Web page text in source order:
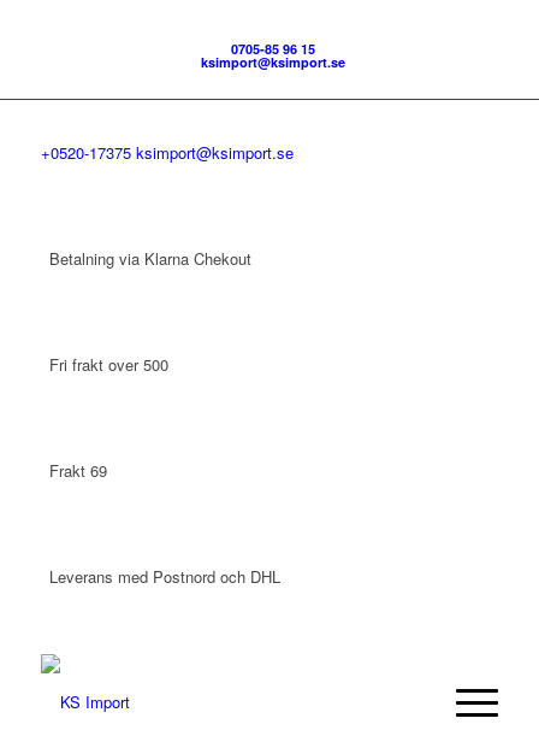
0705-85 96 15
ksimport@ksimport.se
+0520-17375 ksimport@ksimport.se
Betalning via Klarna Chekout
Fri frakt over 500
Frakt 69
Leverans med Postnord och DHL